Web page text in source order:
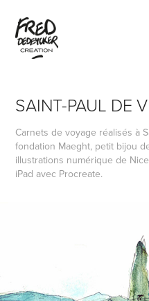
SAINT-PAUL DE
Carnets de voyage réalisés à
fondation Maeght, petit bijou
illustrations numérique de
iPad avec Procreate.